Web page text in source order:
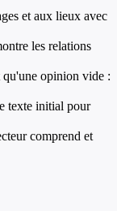
et aux lieux avec
les relations
opinion vide :
texte initial pour
comprend et